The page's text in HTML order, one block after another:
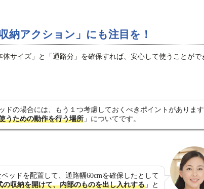
納アクション」にも注目を！
サイズ」と「通路分」を確保すれば、安心して使うことがで
ドの場合には、もう１つ考慮しておくべきポイントがあります
うための動作を行う場所 」についてです。
ッドを配置して、通路幅60cmを確保したとして
の収納を開けて、内部のものを出し入れする 」と